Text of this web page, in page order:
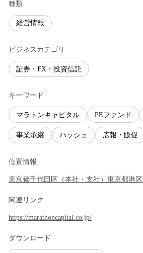
種類
経営情報
ビジネスカテゴリ
証券・FX・投資信託
キーワード
マラトンキャピタル PEファンド
事業承継 ハッシュ 広報・販促
位置情報
東京都千代田区 （本社・支社 ） 東京都港区
関連リンク
https://marathoncapital.co.jp/
ダウンロード